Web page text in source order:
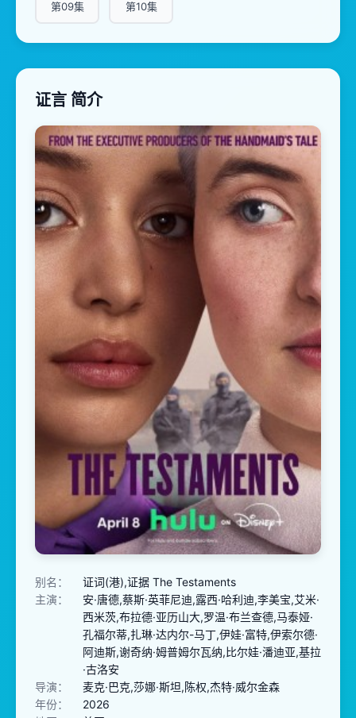
第09集 第10集
证言 简介
别名：
证词(港),证据 The Testaments
主演：
安·唐德,蔡斯·英菲尼迪,露西·哈利迪,李美宝,艾米·
西米茨,布拉德·亚历山大,罗温·布兰查德,马泰娅·
孔福尔蒂,扎琳·达内尔-马丁,伊娃·富特,伊索尔德·
阿迪斯,谢奇纳·姆普姆尔瓦纳,比尔娃·潘迪亚,基拉
·古洛安
导演：
麦克·巴克,莎娜·斯坦,陈权,杰特·威尔金森
年份：
2026